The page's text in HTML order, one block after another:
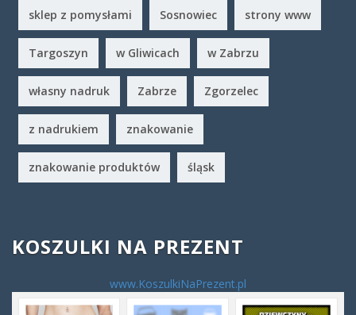
sklep z pomysłami Sosnowiec strony www
Targoszyn w Gliwicach w Zabrzu
własny nadruk Zabrze Zgorzelec
z nadrukiem znakowanie
znakowanie produktów śląsk
KOSZULKI NA PREZENT
www.KoszulkiNaPrezent.pl